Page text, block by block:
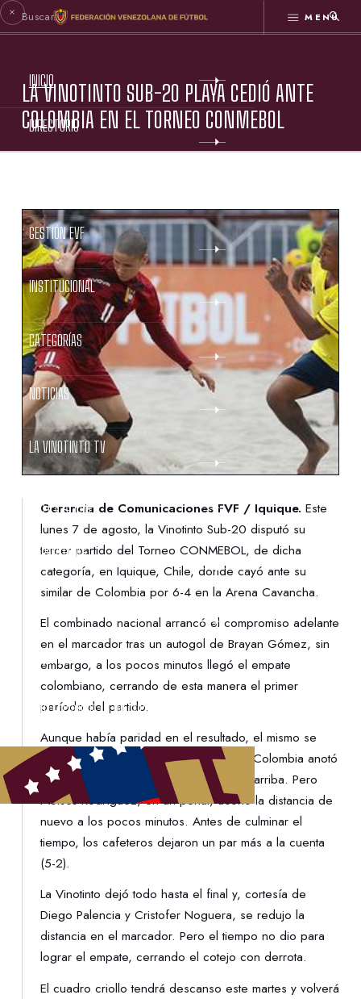
MENÚ
INICIO
DIRECTORIO
GESTIÓN FVF
INSTITUCIONAL
CATEGORÍAS
NOTICIAS
LA VINOTINTO TV
NOTIFICACIONES
NORMATIVAS
DENUNCIAS
PROTECCIÓN DE LA INFANCIA
LA VINOTINTO SUB-20 PLAYA CEDIÓ ANTE
COLOMBIA EN EL TORNEO CONMEBOL
Gerencia de Comunicaciones FVF / Iquique. Este
lunes 7 de agosto, la Vinotinto Sub-20 disputó su
tercer partido del Torneo CONMEBOL, de dicha
categoría, en Iquique, Chile, donde cayó ante su
similar de Colombia por 6-4 en la Arena Cavancha.
El combinado nacional arrancó el compromiso adelante
en el marcador tras un autogol de Brayan Gómez, sin
embargo, a los pocos minutos llegó el empate
colombiano, cerrando de esta manera el primer
período del partido.
Aunque había paridad en el resultado, el mismo se
quebró en el segundo bloque cuando Colombia anotó
un par de tantos rápidamente para irse arriba. Pero
Moisés Rodríguez, en un penal, acortó la distancia de
nuevo a los pocos minutos. Antes de culminar el
tiempo, los cafeteros dejaron un par más a la cuenta
(5-2).
La Vinotinto dejó todo hasta el final y, cortesía de
Diego Palencia y Cristofer Noguera, se redujo la
distancia en el marcador. Pero el tiempo no dio para
lograr el empate, cerrando el cotejo con derrota.
El cuadro criollo tendrá descanso este martes y volverá